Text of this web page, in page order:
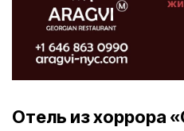
Отель из хоррора